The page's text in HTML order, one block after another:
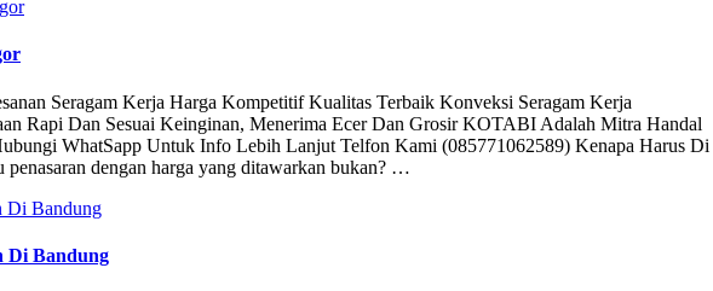
Seragam Kerja Harga Kompetitif Kualitas Terbaik Konveksi Seragam Kerja
Rapi Dan Sesuai Keinginan, Menerima Ecer Dan Grosir KOTABI Adalah Mitra Handal
WhatSapp Untuk Info Lebih Lanjut Telfon Kami (085771062589) Kenapa Harus Di
dengan harga yang ditawarkan bukan? …
Di Bandung